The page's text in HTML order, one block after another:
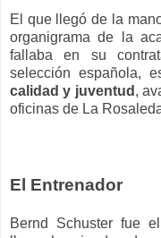
El que llegó de la
organigrama de la
fallaba en su
selección española,
calidad y juventud ,
oficinas de La
El Entrenador
Bernd Schuster fue